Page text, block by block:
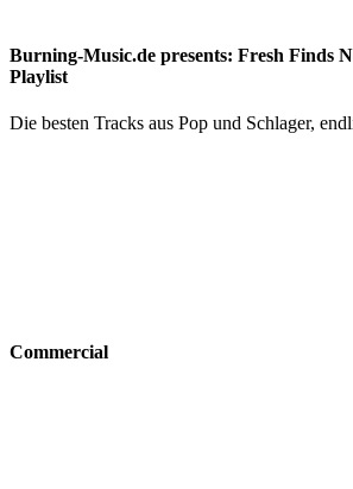
Burning-Music.de presents: Fresh Finds
Playlist
Die besten Tracks aus Pop und Schlager,
Commercial